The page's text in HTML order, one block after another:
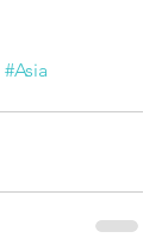
#Asia